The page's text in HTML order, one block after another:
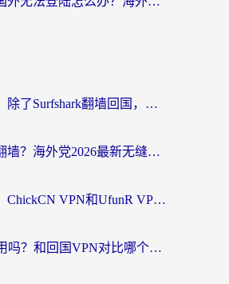
海外党必看：除了Surfshark翻墙回国，这些加速器选择技巧你真的懂吗？
回国后怎么翻墙？海外党2026最新无缝访问国内资源全攻略（附对比实测）
海外党必看：ChickCN VPN和UfunR VPN对比哪个回国效果更好？附实用选择指南
云极VPN好用吗？和回国VPN对比哪个回国效果更好？海外党亲测避坑指南